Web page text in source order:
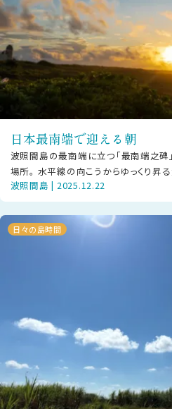
日本最南端で迎える朝
波照間島の最南端に立つ「最南端之碑
場所。 水平線の向こうからゆっくり昇
いきます。 静かな時間のなか
波照間島 | 2025.12.22
日々の島時間